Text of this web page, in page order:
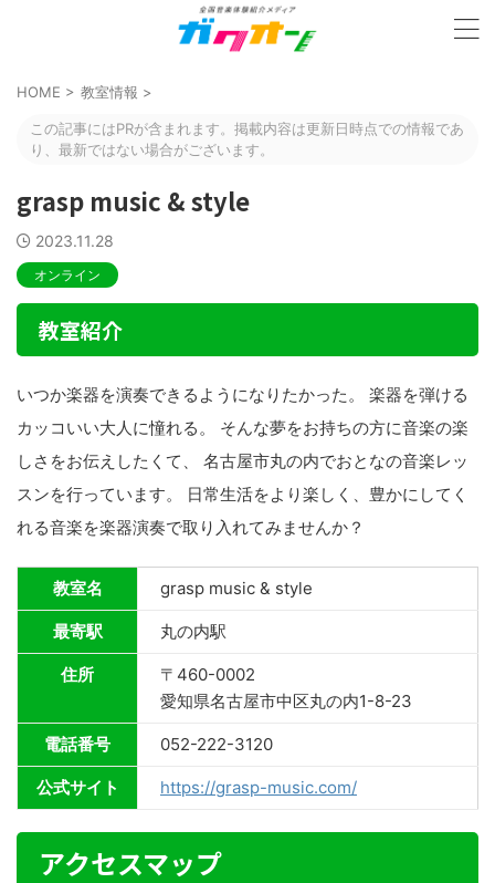
HOME > 教室情報 >
この記事にはPRが含まれます。掲載内容は更新日時点での情報であ
り、最新ではない場合がございます。
grasp music & style
2023.11.28
オンライン
教室紹介
いつか楽器を演奏できるようになりたかった。 楽器を弾ける
カッコいい大人に憧れる。 そんな夢をお持ちの方に音楽の楽
しさをお伝えしたくて、 名古屋市丸の内でおとなの音楽レッ
スンを行っています。 日常生活をより楽しく、豊かにしてく
れる音楽を楽器演奏で取り入れてみませんか？
教室名 grasp music & style
最寄駅 丸の内駅
住所
〒460-0002
愛知県名古屋市中区丸の内1-8-23
電話番号 052-222-3120
公式サイト https://grasp-music.com/
アクセスマップ